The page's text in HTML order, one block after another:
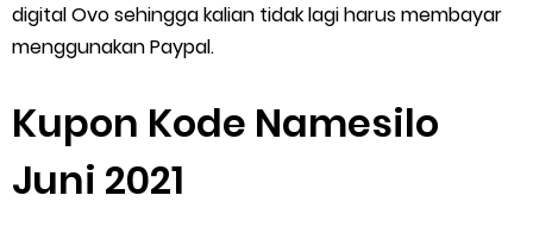
Cara Mudah Melihat QR dan Barcode Shopeepay
digital Ovo sehingga kalian tidak lagi harus membayar
menggunakan Paypal.
Kupon Kode Namesilo
Juni 2021